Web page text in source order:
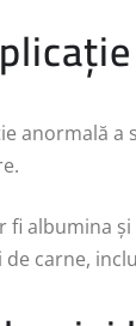
anormală
fi albumina
carne,